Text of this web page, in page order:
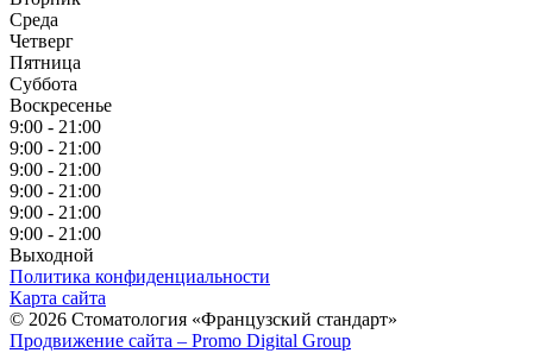
Среда
Четверг
Пятница
Суббота
Воскресенье
9:00 - 21:00
9:00 - 21:00
9:00 - 21:00
9:00 - 21:00
9:00 - 21:00
9:00 - 21:00
Выходной
Политика конфиденциальности
Карта сайта
© 2026 Стоматология «Французский стандарт»
Продвижение сайта – Promo Digital Group